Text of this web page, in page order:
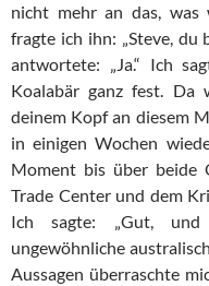
nicht mehr an das, was
fragte ich ihn: „Steve, du
antwortete: „Ja.“ Ich
Koalabär ganz fest.
deinem Kopf an diesem
in einigen Wochen
Moment bis über beide
Trade Center und dem
Ich sagte: „Gut,
ungewöhnliche
Aussagen überraschte